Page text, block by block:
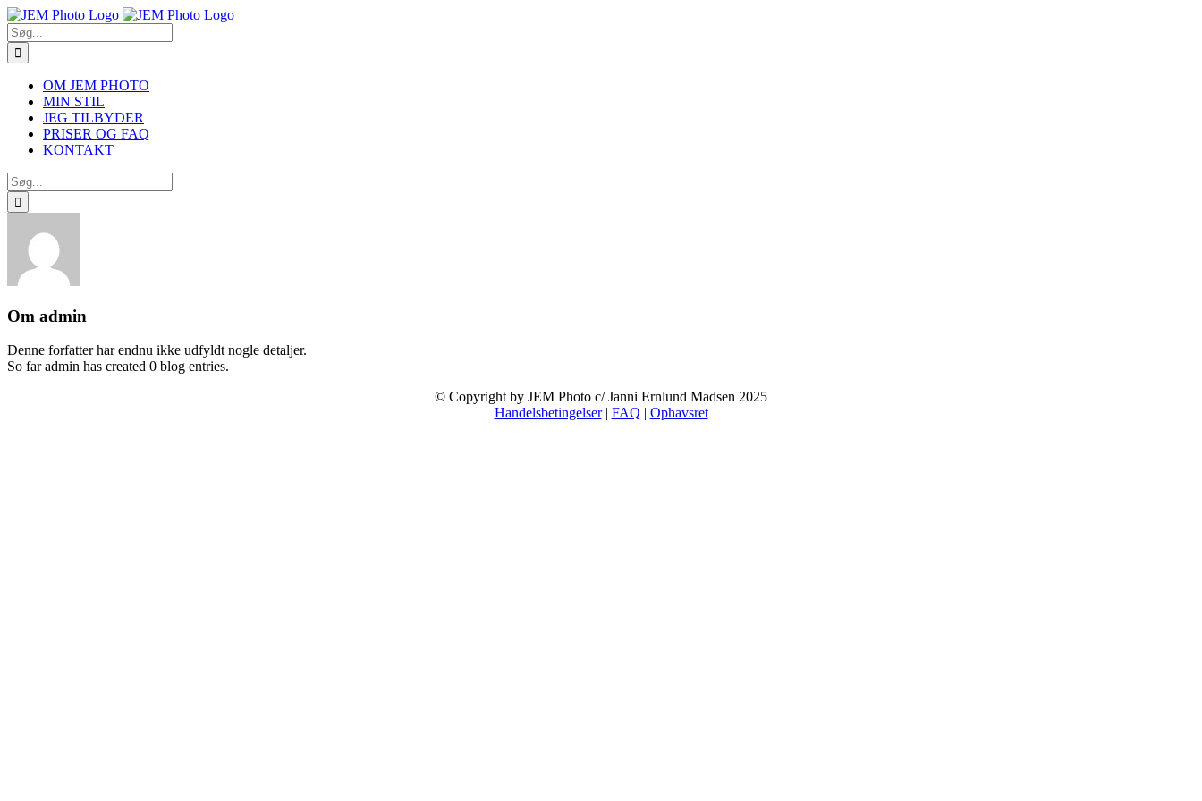
Skip
to
content
Søg
efter:
OM JEM PHOTO
MIN STIL
JEG TILBYDER
PRISER OG FAQ
KONTAKT
Søg
efter:
Om admin
Denne forfatter har endnu ikke udfyldt nogle detaljer.
So far admin has created 0 blog entries.
© Copyright by JEM Photo c/ Janni Ernlund Madsen 2025
Handelsbetingelser| FAQ | Ophavsret